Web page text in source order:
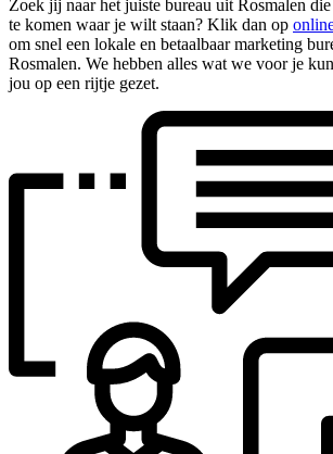
Zoek jij naar het juiste bureau uit Rosmalen
te komen waar je wilt staan? Klik dan op
om snel een lokale en betaalbaar marketing
Rosmalen. We hebben alles wat we voor je
jou op een rijtje gezet.